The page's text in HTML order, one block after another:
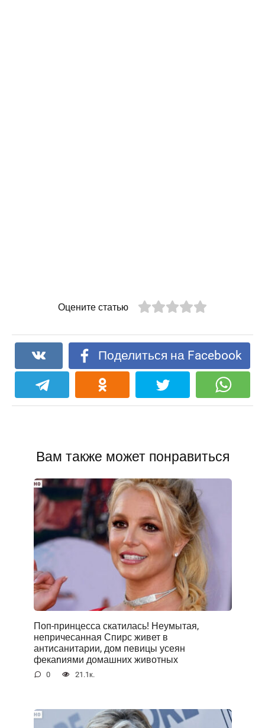
Оцените статью
Поделиться на Facebook
Вам также может понравиться
Поп-принцесса скатилась! Неумытая,
непричесанная Спирс живет в
антисанитарии, дом певицы усеян
фекаnиями домашних животных
0 21.1к.